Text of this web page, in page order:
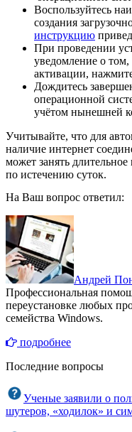
Воспользуйтесь
создания
инструкцию
При проведении
уведомление о
активации,
Дождитесь
операционной
учётом нынешней
Учитывайте, что для
наличие интернет
может занять
по истечению суток.
На Ваш вопрос ответил:
Андрей
Профессиональная
переустановке любых
семейства Windows.
подробнее
Последние вопросы
Ученые заявили о
шутеров, «ходилок» и